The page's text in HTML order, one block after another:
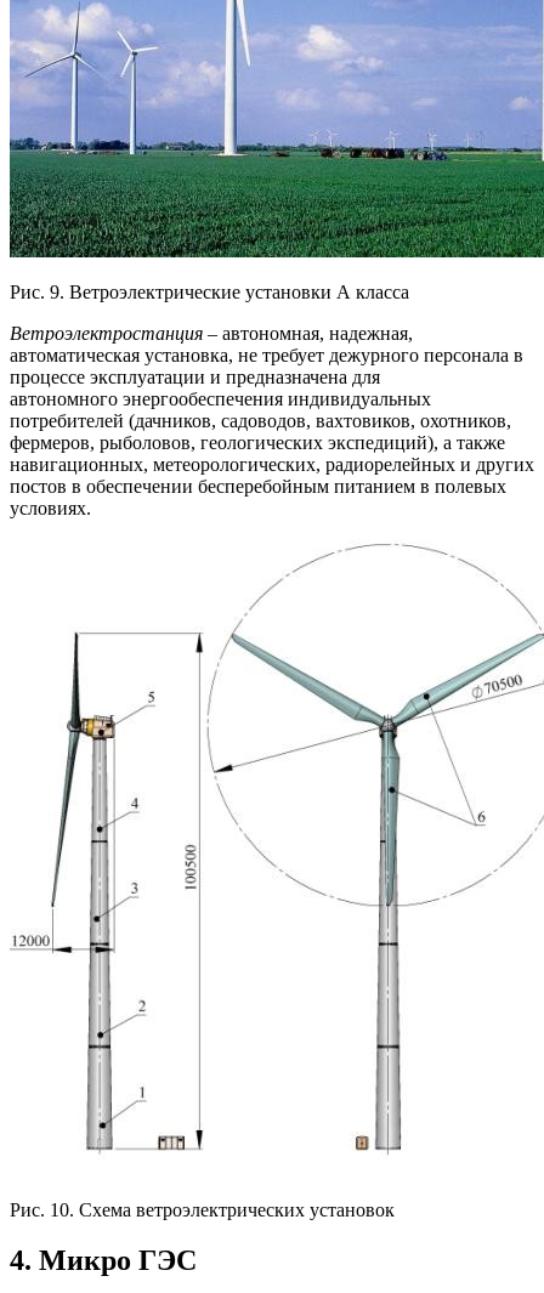
Рис. 9. Ветроэлектрические установки А класса
Ветроэлектростанция – автономная, надежная,
автоматическая установка, не требует дежурного персонала в
процессе эксплуатации и предназначена для
автономного энергообеспечения индивидуальных
потребителей (дачников, садоводов, вахтовиков, охотников,
фермеров, рыболовов, геологических экспедиций), а также
навигационных, метеорологических, радиорелейных и других
постов в обеспечении бесперебойным питанием в полевых
условиях.
Рис. 10. Схема ветроэлектрических установок
4. Микро ГЭС